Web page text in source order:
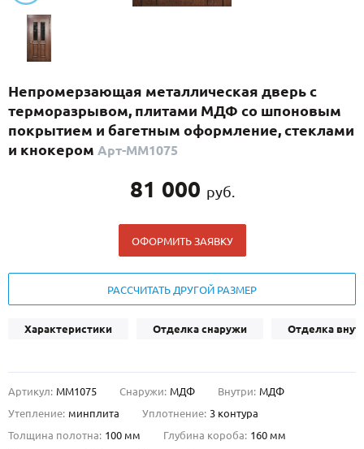
С реечным дизайном (29)
ПО НАЗНАЧЕНИЮ
ПО КОНСТРУКЦИИ
Популярные двери
ДОСТАВКА
О НАС
Непромерзающая металлическая дверь с
терморазрывом, плитами МДФ со шпоновым
покрытием и багетным оформление, стеклами
и кнокером Арт-ММ1075
81 000 руб.
ОФОРМИТЬ ЗАЯВКУ
РАССЧИТАТЬ ДРУГОЙ РАЗМЕР
Характеристики Отделка снаружи Отделка
Артикул: ММ1075 Снаружи: МДФ Внутри: МДФ
Утепление: минплита Уплотнение: 3 контура
Толщина полотна: 100 мм Глубина короба: 160 мм